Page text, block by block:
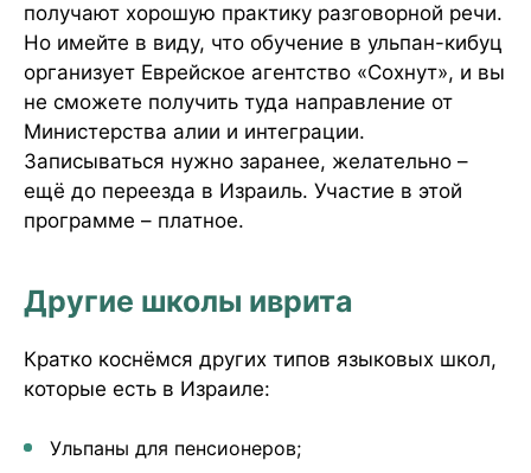
получают хорошую практику разговорной речи.
Но имейте в виду, что обучение в ульпан-кибуц
организует Еврейское агентство «Сохнут», и вы
не сможете получить туда направление от
Министерства алии и интеграции.
Записываться нужно заранее, желательно –
ещё до переезда в Израиль. Участие в этой
программе – платное.
Другие школы иврита
Кратко коснёмся других типов языковых школ,
которые есть в Израиле:
Ульпаны для пенсионеров;